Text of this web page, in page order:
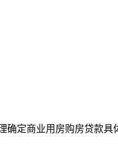
定商业用房购房贷款具